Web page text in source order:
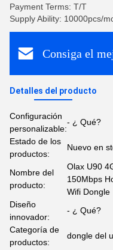
Payment Terms: T/T
Supply Ability: 10000pcs/
Consiga el
Detalles del producto
Configuración
personalizable:
- ¿ Qué?
Estado de los
productos:
Nuevo en
Nombre del
producto:
Olax U90
150Mbps
Wifi Dongle
Diseño
innovador:
- ¿ Qué?
Categoría de
productos:
dongle del